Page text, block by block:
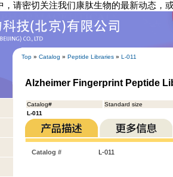
，请密切关注我们康肽生物的最新动态，
Top » Catalog » Peptide Libraries » L-011
Alzheimer Fingerprint Peptide
Catalog#
Standard size
L-011
Catalog # L-011